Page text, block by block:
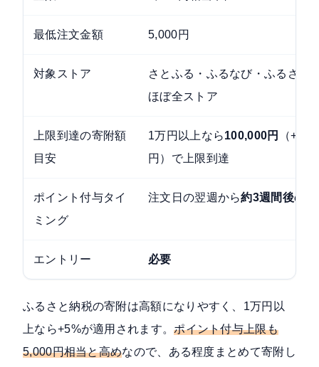
最低注文金額 5,000円
対象ストア
さとふる・ふるなび・ふるさと
ほぼ全ストア
上限到達の寄附額
目安
1万円以上なら100,000円
（
円）で上限到達
ポイント付与タイ
ミング
注文日の翌週から約3週間後の
エントリー 必要
ふるさと納税の寄附は高額になりやすく、1万円以
上なら+5%が適用されます。ポイント付与上限も
5,000円相当と高めなので、ある程度まとめて寄附し